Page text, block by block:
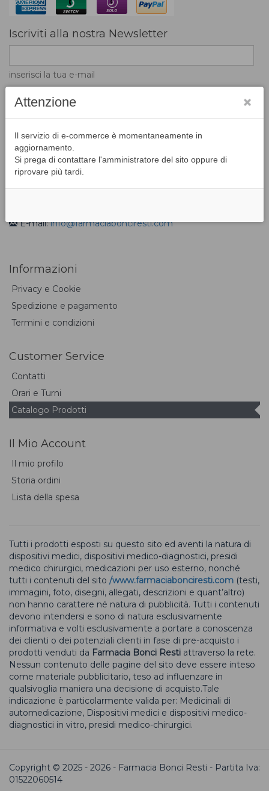
Iscriviti alla nostra Newsletter
inserisci la tua e-mail
registrazione indica la volontà di accettare la ricezione di
messaggi e news da parte del portale
E-mail:info@farmaciabonciresti.com
Informazioni
Privacy e Cookie
Spedizione e pagamento
Termini e condizioni
Customer Service
Contatti
Orari e Turni
Catalogo Prodotti
Il Mio Account
Il mio profilo
Storia ordini
Lista della spesa
Tutti i prodotti esposti su questo sito ed aventi la natura di
dispositivi medici, dispositivi medico-diagnostici, presidi
medico chirurgici, medicazioni per uso esterno, nonché
tutti i contenuti del sito /www.farmaciabonciresti.com (testi,
immagini, foto, disegni, allegati, descrizioni e quant’altro)
non hanno carattere né natura di pubblicità. Tutti i contenuti
devono intendersi e sono di natura esclusivamente
informativa e volti esclusivamente a portare a conoscenza
dei clienti o dei potenziali clienti in fase di pre-acquisto i
prodotti venduti da Farmacia Bonci Resti attraverso la rete.
Nessun contenuto delle pagine del sito deve essere inteso
come materiale pubblicitario, teso ad influenzare in
qualsivoglia maniera una decisione di acquisto.Tale
indicazione è particolarmente valida per: Medicinali di
automedicazione, Dispositivi medici e dispositivi medico-
diagnostici in vitro, presidi medico-chirurgici.
Copyright © 2025 - 2026 - Farmacia Bonci Resti - Partita Iva:
01522060514
Attenzione
Il servizio di e-commerce è momentaneamente in
aggiornamento.
Si prega di contattare l'amministratore del sito oppure di
riprovare più tardi.